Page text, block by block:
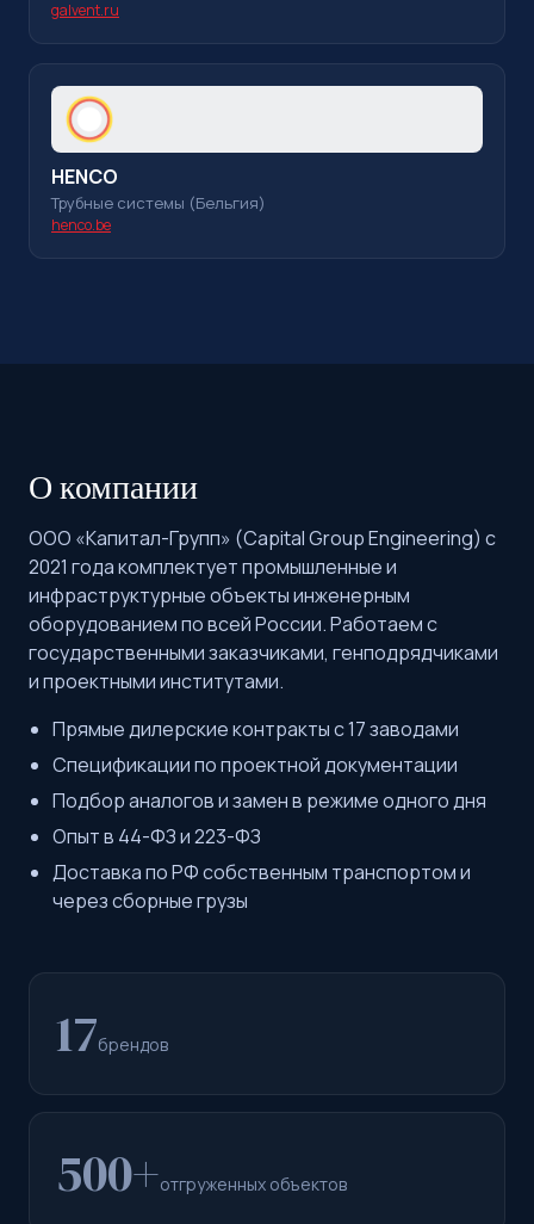
galvent.ru
HENCO
Трубные системы (Бельгия)
henco.be
О компании
ООО «Капитал-Групп» (Capital Group Engineering) с
2021 года комплектует промышленные и
инфраструктурные объекты инженерным
оборудованием по всей России. Работаем с
государственными заказчиками, генподрядчиками
и проектными институтами.
Прямые дилерские контракты с 17 заводами
Спецификации по проектной документации
Подбор аналогов и замен в режиме одного дня
Опыт в 44-ФЗ и 223-ФЗ
Доставка по РФ собственным транспортом и
через сборные грузы
17брендов
500+отгруженных объектов